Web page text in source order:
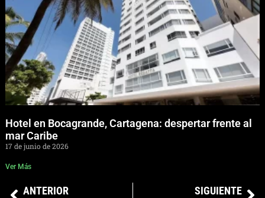
Hotel en Bocagrande, Cartagena: despertar frente al
mar Caribe
17 de junio de 2026
Ver Más
ANTERIOR SIGUIENTE